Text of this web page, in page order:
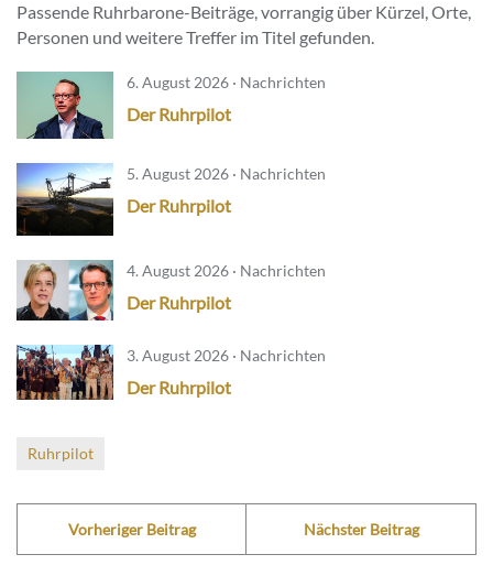
Passende Ruhrbarone-Beiträge, vorrangig über Kürzel, Orte,
Personen und weitere Treffer im Titel gefunden.
6. August 2026 · Nachrichten
Der Ruhrpilot
5. August 2026 · Nachrichten
Der Ruhrpilot
4. August 2026 · Nachrichten
Der Ruhrpilot
3. August 2026 · Nachrichten
Der Ruhrpilot
Ruhrpilot
Vorheriger Beitrag Nächster Beitrag